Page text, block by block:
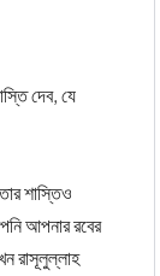
দেব, যে
শাস্তিও
আপনার রবের
রাসূলুল্লাহ